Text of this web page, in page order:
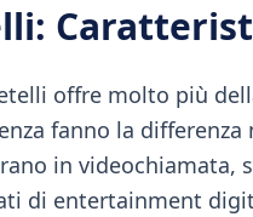
:
offre molto più
fanno la
in videochiamata,
di entertainment